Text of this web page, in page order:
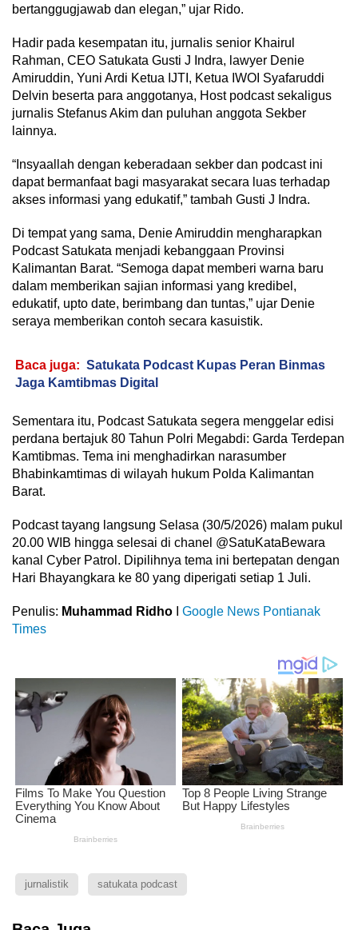
bertanggugjawab dan elegan,” ujar Rido.
Hadir pada kesempatan itu, jurnalis senior Khairul
Rahman, CEO Satukata Gusti J Indra, lawyer Denie
Amiruddin, Yuni Ardi Ketua IJTI, Ketua IWOI Syafaruddi
Delvin beserta para anggotanya, Host podcast sekaligus
jurnalis Stefanus Akim dan puluhan anggota Sekber
lainnya.
“Insyaallah dengan keberadaan sekber dan podcast ini
dapat bermanfaat bagi masyarakat secara luas terhadap
akses informasi yang edukatif,” tambah Gusti J Indra.
Di tempat yang sama, Denie Amiruddin mengharapkan
Podcast Satukata menjadi kebanggaan Provinsi
Kalimantan Barat. “Semoga dapat memberi warna baru
dalam memberikan sajian informasi yang kredibel,
edukatif, upto date, berimbang dan tuntas,” ujar Denie
seraya memberikan contoh secara kasuistik.
Baca juga: Satukata Podcast Kupas Peran Binmas
Jaga Kamtibmas Digital
Sementara itu, Podcast Satukata segera menggelar edisi
perdana bertajuk 80 Tahun Polri Megabdi: Garda Terdepan
Kamtibmas. Tema ini menghadirkan narasumber
Bhabinkamtimas di wilayah hukum Polda Kalimantan
Barat.
Podcast tayang langsung Selasa (30/5/2026) malam pukul
20.00 WIB hingga selesai di chanel @SatuKataBewara
kanal Cyber Patrol. Dipilihnya tema ini bertepatan dengan
Hari Bhayangkara ke 80 yang diperigati setiap 1 Juli.
Penulis: Muhammad Ridho
Google News Pontianak
Times
jurnalistik satukata podcast